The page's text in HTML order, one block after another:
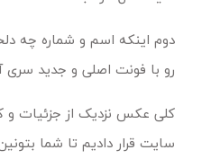
دوم اینکه اسم و شماره چه
رو با فونت اصلی و جدید سری
کلی عکس نزدیک از جزئیات
سایت قرار دادیم تا شما